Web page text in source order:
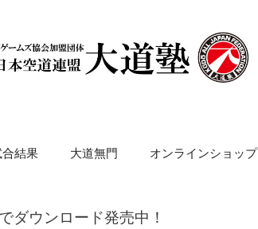
結果 大道無門 オンラインショップ
ウンロード発売中！